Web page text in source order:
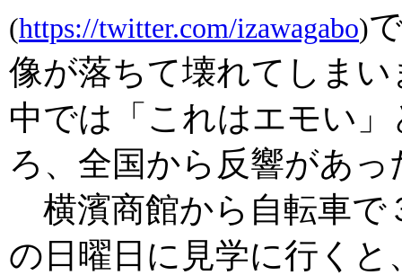
(https://twitter.com/izawagabo)
像が落ちて壊れてしま
中では「これはエモい
ろ、全国から反響があっ
横濱商館から自転車で
の日曜日に見学に行く